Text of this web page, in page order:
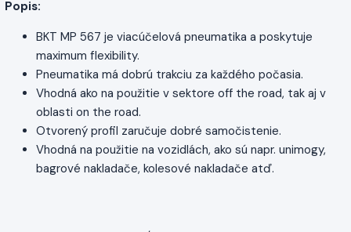
Popis:
BKT MP 567 je viacúčelová pneumatika a poskytuje
maximum flexibility.
Pneumatika má dobrú trakciu za každého počasia.
Vhodná ako na použitie v sektore off the road, tak aj v
oblasti on the road.
Otvorený profil zaručuje dobré samočistenie.
Vhodná na použitie na vozidlách, ako sú napr. unimogy,
bagrové nakladače, kolesové nakladače atď.